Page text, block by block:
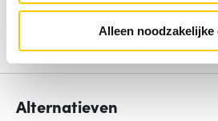
Alleen noodzakelijke
Schrijf een review
Alternatieven